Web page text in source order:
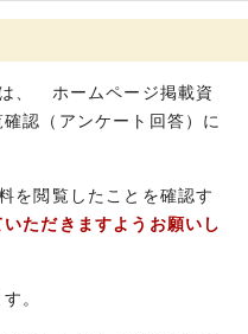
、 ホームページ掲載資
認（アンケート回答）に
を閲覧したことを確認す
ただきますようお願いし
。